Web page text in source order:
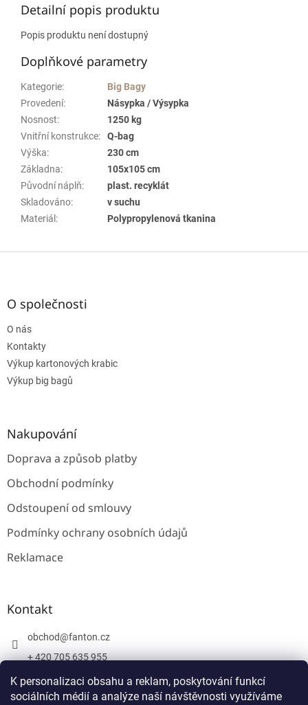
K personalizaci obsahu a reklam, poskytování funkcí
sociálních médií a analýze naší návštěvnosti využíváme
Detailní popis produktu
Popis produktu není dostupný
Doplňkové parametry
Kategorie:
Big Bagy
Provedení:
Násypka / Výsypka
Nosnost:
1250 kg
Vnitřní konstrukce:
Q-bag
Výška:
230 cm
Základna:
105x105 cm
Původní náplň:
plast. recyklát
Skladováno:
v suchu
Materiál : Polypropylenová tkanina
Z
O společnosti
O nás
Kontakty
Výkup kartonových krabic
Výkup big bagů
Nakupování
Doprava a způsob platby
Obchodní podmínky
Odstoupení od smlouvy
Podmínky ochrany osobních údajů
Reklamace
Kontakt
obchod@fanton.cz
+ 420 705 635 955
+ 420 705 635 951